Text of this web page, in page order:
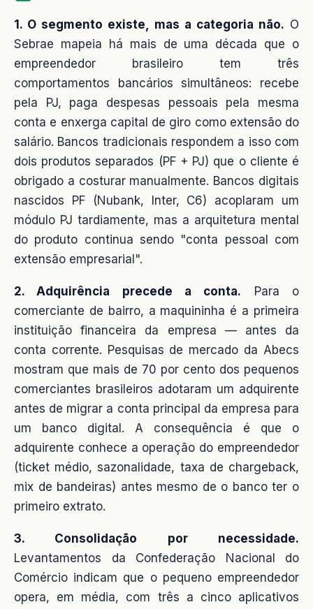
1. O segmento existe, mas a categoria não. O
Sebrae mapeia há mais de uma década que o
empreendedor brasileiro tem três
comportamentos bancários simultâneos: recebe
pela PJ, paga despesas pessoais pela mesma
conta e enxerga capital de giro como extensão do
salário. Bancos tradicionais respondem a isso com
dois produtos separados (PF + PJ) que o cliente é
obrigado a costurar manualmente. Bancos digitais
nascidos PF (Nubank, Inter, C6) acoplaram um
módulo PJ tardiamente, mas a arquitetura mental
do produto continua sendo "conta pessoal com
extensão empresarial".
2. Adquirência precede a conta. Para o
comerciante de bairro, a maquininha é a primeira
instituição financeira da empresa — antes da
conta corrente. Pesquisas de mercado da Abecs
mostram que mais de 70 por cento dos pequenos
comerciantes brasileiros adotaram um adquirente
antes de migrar a conta principal da empresa para
um banco digital. A consequência é que o
adquirente conhece a operação do empreendedor
(ticket médio, sazonalidade, taxa de chargeback,
mix de bandeiras) antes mesmo de o banco ter o
primeiro extrato.
3. Consolidação por necessidade.
Levantamentos da Confederação Nacional do
Comércio indicam que o pequeno empreendedor
opera, em média, com três a cinco aplicativos